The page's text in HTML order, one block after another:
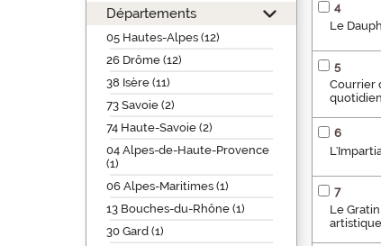
Départements
05 Hautes-Alpes (12)
26 Drôme (12)
38 Isère (11)
73 Savoie (2)
74 Haute-Savoie (2)
04 Alpes-de-Haute-Provence
(1)
06 Alpes-Maritimes (1)
13 Bouches-du-Rhône (1)
30 Gard (1)
4
Le
5
Courrier
6
7
Le